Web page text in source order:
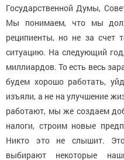
Государственной Думы,
Мы понимаем, что мы
реципиенты, но не за счет
ситуацию. На следующий
миллиардов. То есть весь
будем хорошо работать,
изъяли, а не на улучшение
работают, мы же создаем
налоги, строим новые
Никто это не слышит.
выбирают некоторые